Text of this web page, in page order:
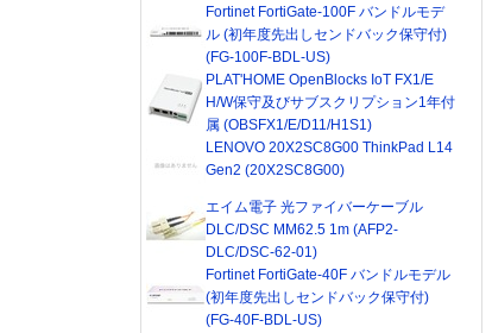
Fortinet FortiGate-100F バンドルモデ
ル (初年度先出しセンドバック保守付)
(FG-100F-BDL-US)
PLAT'HOME OpenBlocks IoT FX1/E
H/W保守及びサブスクリプション1年付
属 (OBSFX1/E/D11/H1S1)
LENOVO 20X2SC8G00 ThinkPad L14
Gen2 (20X2SC8G00)
エイム電子 光ファイバーケーブル
DLC/DSC MM62.5 1m (AFP2-
DLC/DSC-62-01)
Fortinet FortiGate-40F バンドルモデル
(初年度先出しセンドバック保守付)
(FG-40F-BDL-US)